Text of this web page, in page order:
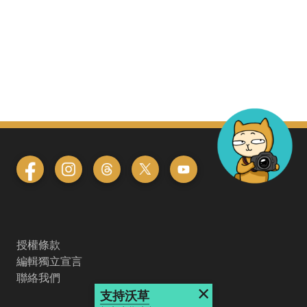
授權條款
編輯獨立宣言
聯絡我們
支持沃草 ×